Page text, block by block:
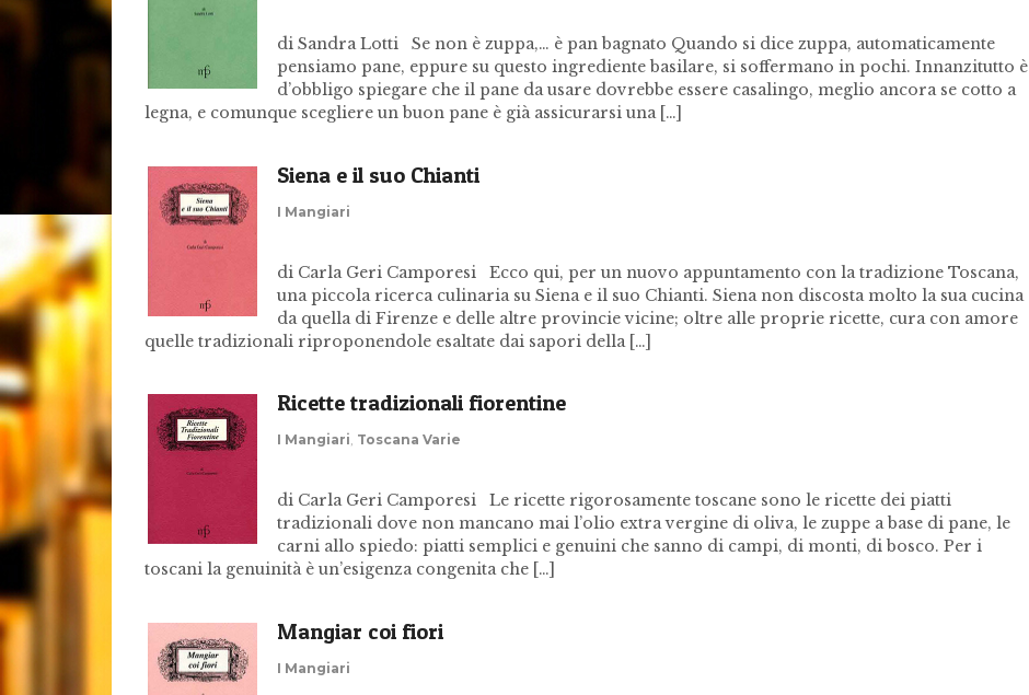
di Sandra Lotti Se non è zuppa,… è pan bagnato Quando si dice zuppa, automaticamente
pensiamo pane, eppure su questo ingrediente basilare, si soffermano in pochi. Innanzitutto è
d’obbligo spiegare che il pane da usare dovrebbe essere casalingo, meglio ancora se cotto a
legna, e comunque scegliere un buon pane è già assicurarsi una […]
Siena e il suo Chianti
I Mangiari
di Carla Geri Camporesi Ecco qui, per un nuovo appuntamento con la tradizione Toscana,
una piccola ricerca culinaria su Siena e il suo Chianti. Siena non discosta molto la sua cucina
da quella di Firenze e delle altre provincie vicine; oltre alle proprie ricette, cura con amore
quelle tradizionali riproponendole esaltate dai sapori della […]
Ricette tradizionali fiorentine
I Mangiari, Toscana Varie
di Carla Geri Camporesi Le ricette rigorosamente toscane sono le ricette dei piatti
tradizionali dove non mancano mai l’olio extra vergine di oliva, le zuppe a base di pane, le
carni allo spiedo: piatti semplici e genuini che sanno di campi, di monti, di bosco. Per i
toscani la genuinità è un’esigenza congenita che […]
Mangiar coi fiori
I Mangiari